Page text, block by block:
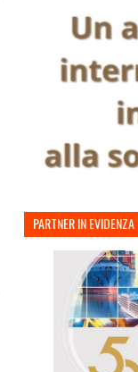
PARTNER IN EVIDENZA